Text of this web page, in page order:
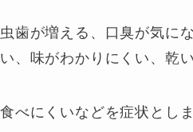
虫歯が増える、口臭が気に
い、味がわかりにくい、乾
食べにくいなどを症状としま